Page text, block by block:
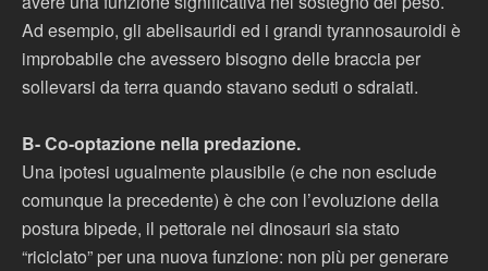
Ad esempio, gli abelisauridi ed i grandi tyrannosauroidi è
improbabile che avessero bisogno delle braccia per
sollevarsi da terra quando stavano seduti o sdraiati.
B- Co-optazione nella predazione.
Una ipotesi ugualmente plausibile (e che non esclude
comunque la precedente) è che con l’evoluzione della
postura bipede, il pettorale nei dinosauri sia stato
“riciclato” per una nuova funzione: non più per generare